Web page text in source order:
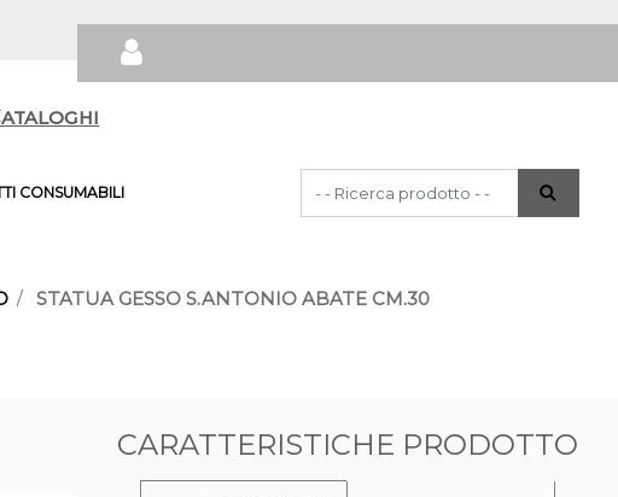
CONSUMABILI
La modifica di un filtro aggiorna
STATUA GESSO S.ANTONIO ABATE CM.30
CARATTERISTICHE PRODOTTO